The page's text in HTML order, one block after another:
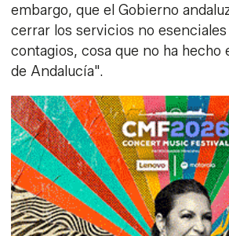
embargo, que el Gobierno
cerrar los servicios no
contagios, cosa que no ha hecho
de Andalucía".